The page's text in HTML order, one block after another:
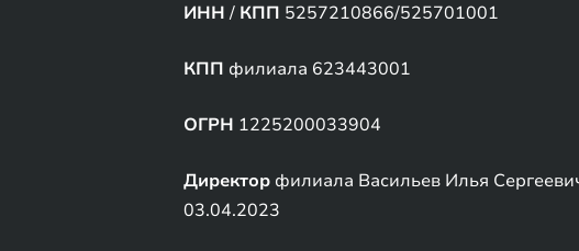
ИНН/ КПП 5257210866/525701001
КПП филиала 623443001
ОГРН 1225200033904
Директорфилиала Васильев Илья
03.04.2023